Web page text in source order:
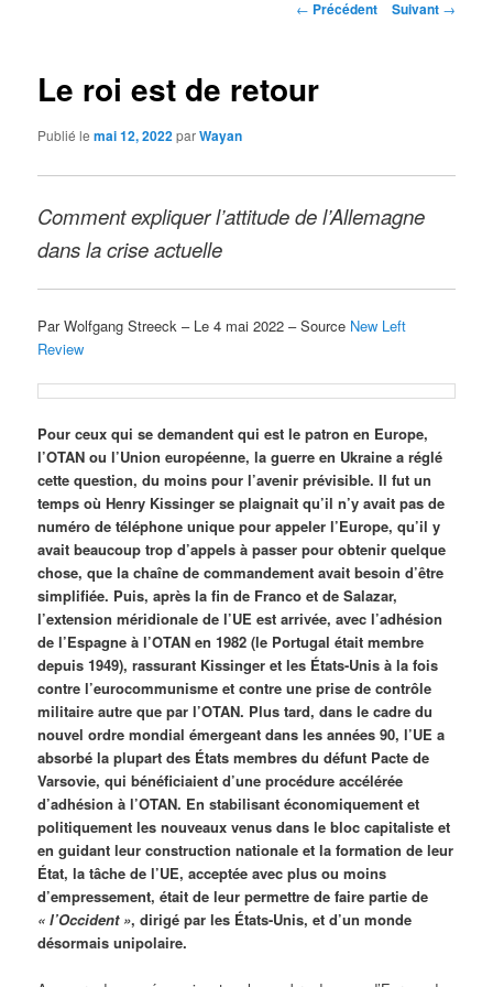
Navigation
← Précédent Suivant →
Le roi est de retour
Publié lemai 12, 2022parWayan
Comment expliquer l’attitude de l’Allemagne
dans la crise actuelle
Par Wolfgang Streeck – Le 4 mai 2022 – Source New Left
Review
Pour ceux qui se demandent qui est le patron en Europe,
l’OTAN ou l’Union européenne, la guerre en Ukraine a réglé
cette question, du moins pour l’avenir prévisible. Il fut un
temps où Henry Kissinger se plaignait qu’il n’y avait pas de
numéro de téléphone unique pour appeler l’Europe, qu’il y
avait beaucoup trop d’appels à passer pour obtenir quelque
chose, que la chaîne de commandement avait besoin d’être
simplifiée. Puis, après la fin de Franco et de Salazar,
l’extension méridionale de l’UE est arrivée, avec l’adhésion
de l’Espagne à l’OTAN en 1982 (le Portugal était membre
depuis 1949), rassurant Kissinger et les États-Unis à la fois
contre l’eurocommunisme et contre une prise de contrôle
militaire autre que par l’OTAN. Plus tard, dans le cadre du
nouvel ordre mondial émergeant dans les années 90, l’UE a
absorbé la plupart des États membres du défunt Pacte de
Varsovie, qui bénéficiaient d’une procédure accélérée
d’adhésion à l’OTAN. En stabilisant économiquement et
politiquement les nouveaux venus dans le bloc capitaliste et
en guidant leur construction nationale et la formation de leur
État, la tâche de l’UE, acceptée avec plus ou moins
d’empressement, était de leur permettre de faire partie de
« l’Occident », dirigé par les États-Unis, et d’un monde
désormais unipolaire.